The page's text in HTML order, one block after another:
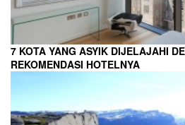
7 KOTA YANG ASYIK DIJELAJAHI
REKOMENDASI HOTELNYA